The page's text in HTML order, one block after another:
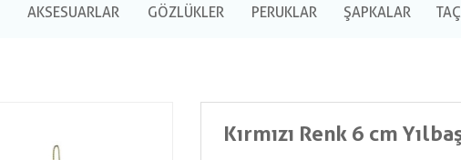
AKSESUARLAR GÖZLÜKLER PERUKLAR ŞAPKALAR
Kırmızı Renk 6 cm